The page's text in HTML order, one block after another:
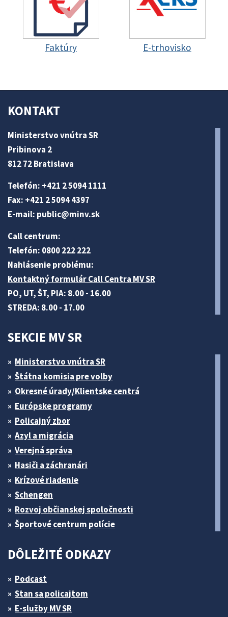
Faktúry E-trhovisko
KONTAKT
Ministerstvo vnútra SR
Pribinova 2
812 72 Bratislava
Telefón: +421 2 5094 1111
Fax: +421 2 5094 4397
E-mail: public@minv.sk
Call centrum:
Telefón: 0800 222 222
Nahlásenie problému:
Kontaktný formulár Call Centra MV SR
PO, UT, ŠT, PIA: 8.00 - 16.00
STREDA: 8.00 - 17.00
SEKCIE MV SR
Ministerstvo vnútra SR
Štátna komisia pre volby
Okresné úrady/Klientske centrá
Európske programy
Policajný zbor
Azyl a migrácia
Verejná správa
Hasiči a záchranári
Krízové riadenie
Schengen
Rozvoj občianskej spoločnosti
Športové centrum polície
DÔLEŽITÉ ODKAZY
Podcast
Stan sa policajtom
E-služby MV SR